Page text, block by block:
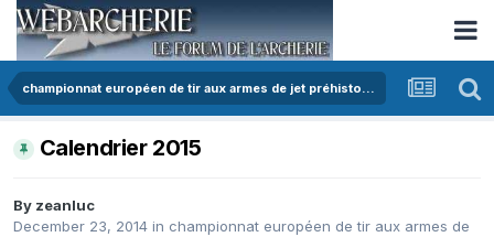
championnat européen de tir aux armes de jet préhistoriques
Calendrier 2015
By zeanluc
December 23, 2014 in championnat européen de tir aux armes de